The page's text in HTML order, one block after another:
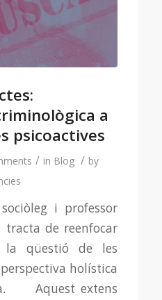
a
psicoactives
/ in Blog / by
i professor
tracta de reenfocar
qüestió de les
holística
Aquest extens